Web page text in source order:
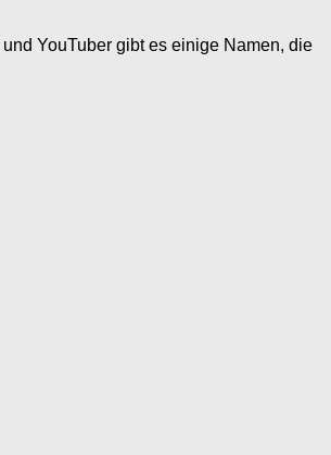
YouTuber gibt es einige Namen, die